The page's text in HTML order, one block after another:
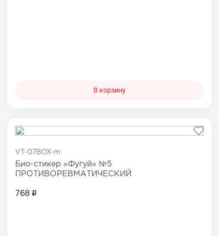
В корзину
VT-07BOX-m
Био-стикер «Фугуй» №5
ПРОТИВОРЕВМАТИЧЕСКИЙ
768